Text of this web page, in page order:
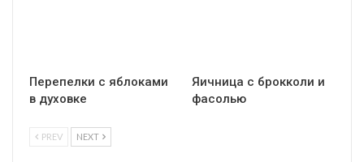
Перепелки с яблоками
в духовке
Яичница с брокколи и
фасолью
PREV NEXT